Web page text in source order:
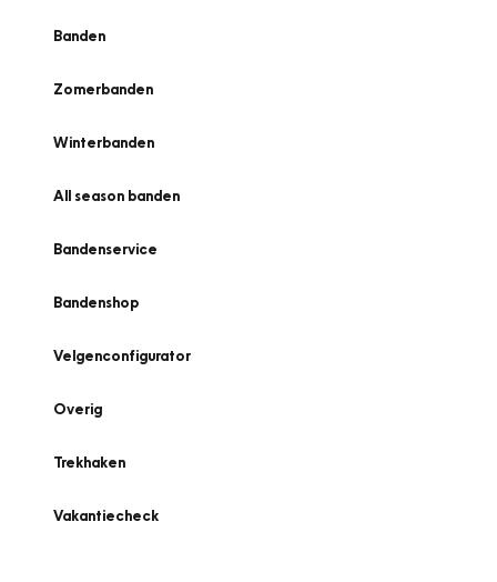
Banden
Zomerbanden
Winterbanden
All season banden
Bandenservice
Bandenshop
Velgenconfigurator
Overig
Trekhaken
Vakantiecheck